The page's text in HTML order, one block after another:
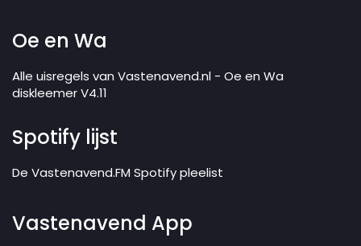
Oe en Wa
Alle uisregels van Vastenavend.nl - Oe en Wa
diskleemer V4.11
Spotify lijst
De Vastenavend.FM Spotify pleelist
Vastenavend App